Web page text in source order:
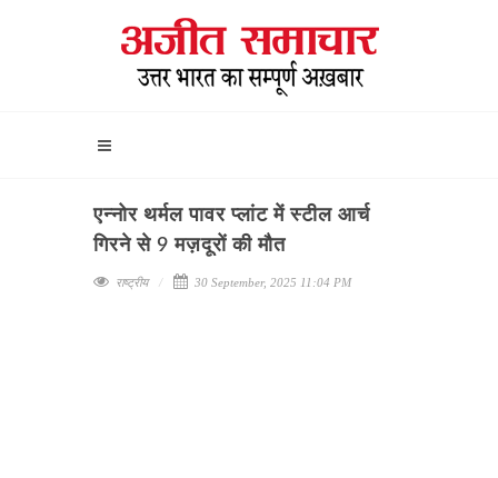
एन्नोर थर्मल पावर प्लांट में स्टील आर्च
गिरने से 9 मज़दूरों की मौत
राष्ट्रीय 30 September, 2025 11:04 PM